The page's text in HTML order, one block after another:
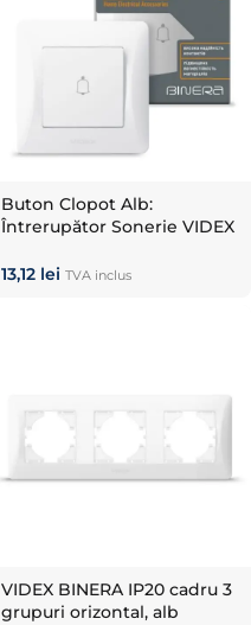
Buton Clopot Alb:
Întrerupător Sonerie VIDEX
13,12 lei TVA inclus
VIDEX BINERA IP20 cadru 3
grupuri orizontal, alb